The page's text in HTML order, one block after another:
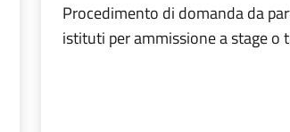
Procedimento di domanda da
istituti per ammissione a stage o